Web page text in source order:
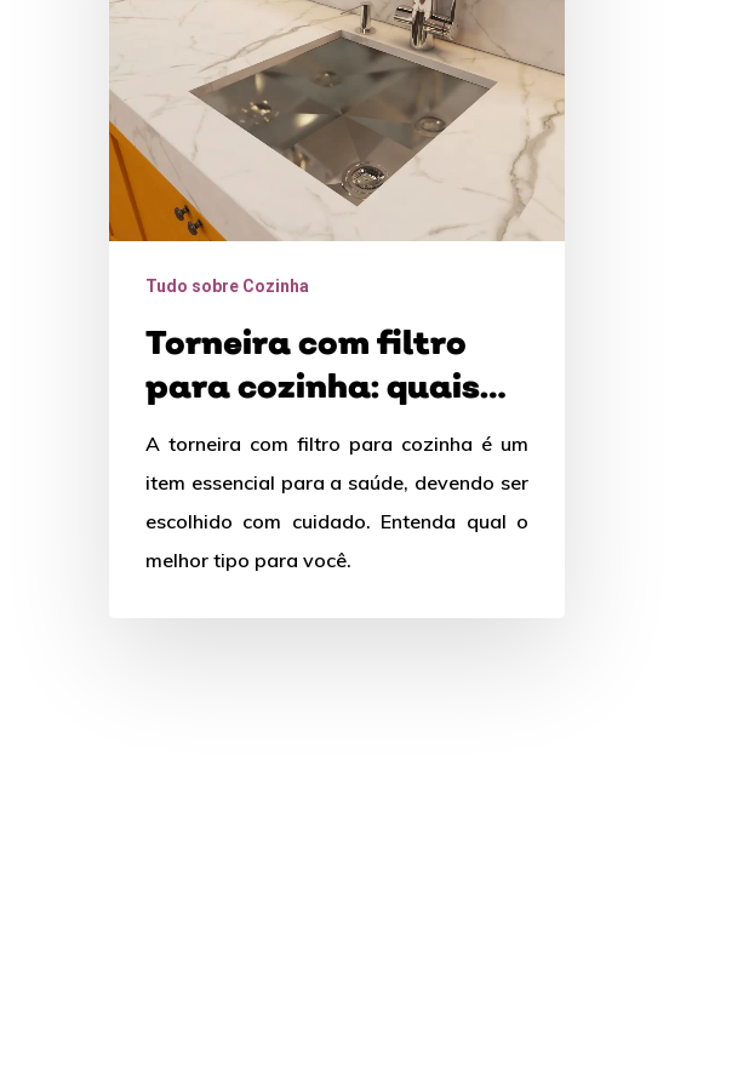
cozinha:
quais
são
os
tipos
e
escolher?
Tudo sobre Cozinha
Torneira com filtro
para cozinha: quais
são os tipos e como
escolher?
A torneira com filtro para cozinha é um
item essencial para a saúde, devendo ser
escolhido com cuidado. Entenda qual o
melhor tipo para você.